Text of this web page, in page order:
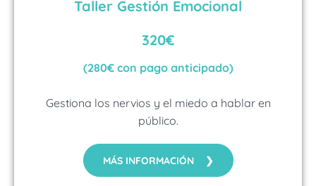
Taller Gestión Emocional
320€
(280€ con pago anticipado)
Gestiona los nervios y el miedo a hablar en
público.
MÁS INFORMACIÓN ❯